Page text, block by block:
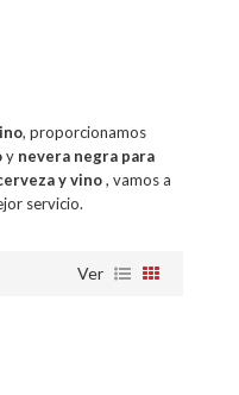
, proporcionamos
y nevera negra para
y vino, vamos a
servicio.
Ver